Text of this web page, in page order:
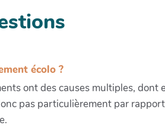
écolo ?
ont des causes multiples,
pas particulièrement par